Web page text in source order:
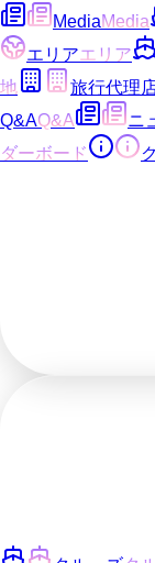
MediaMedia
エリアエリア
地
旅行代理
Q&AQ&A ニ
ダーボード